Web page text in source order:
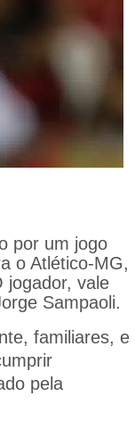
por um jogo
o Atlético-MG,
jogador, vale
Sampaoli.
familiares, e
pela